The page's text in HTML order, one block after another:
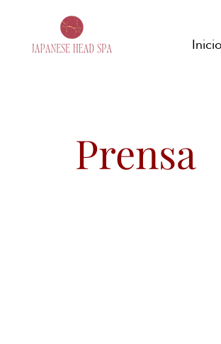
Inicio
Prensa